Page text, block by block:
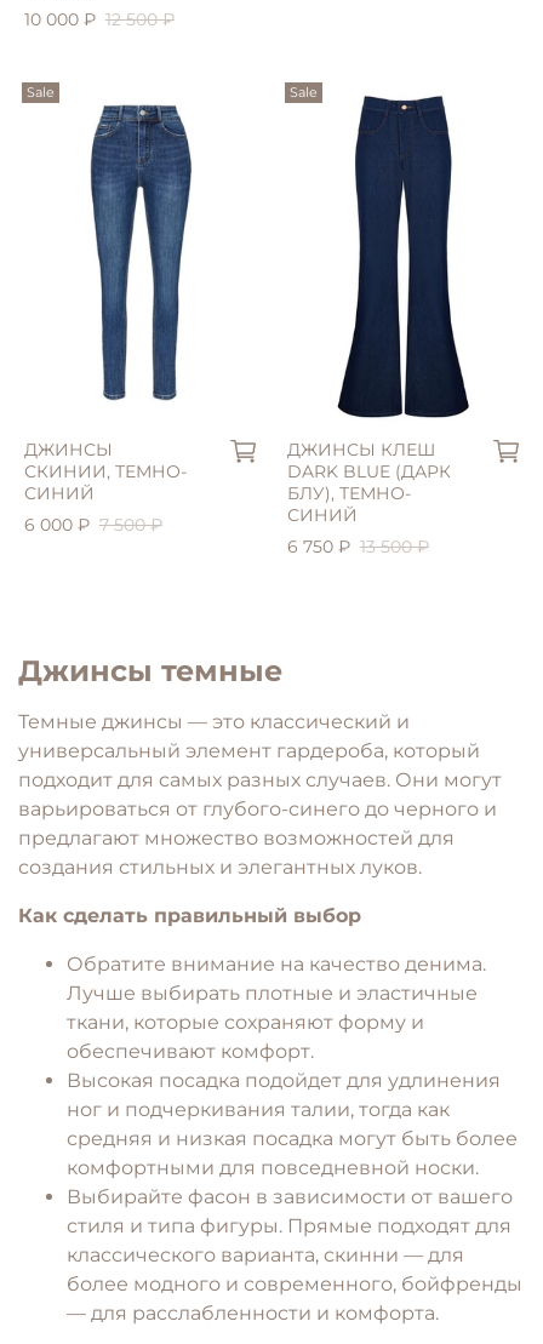
10 000 ₽ 12 500 ₽
Sale
ДЖИНСЫ
СКИНИИ, ТЕМНО-
СИНИЙ
6 000 ₽ 7 500 ₽
Sale
S (42)
ДЖИНСЫ КЛЕШ
DARK BLUE (ДАРК
БЛУ), ТЕМНО-
СИНИЙ
6 750 ₽ 13 500 ₽
Джинсы темные
Темные джинсы — это классический и
универсальный элемент гардероба, который
подходит для самых разных случаев. Они могут
варьироваться от глубого-синего до черного и
предлагают множество возможностей для
создания стильных и элегантных луков.
Как сделать правильный выбор
Обратите внимание на качество денима.
Лучше выбирать плотные и эластичные
ткани, которые сохраняют форму и
обеспечивают комфорт.
Высокая посадка подойдет для удлинения
ног и подчеркивания талии, тогда как
средняя и низкая посадка могут быть более
комфортными для повседневной носки.
Выбирайте фасон в зависимости от вашего
стиля и типа фигуры. Прямые подходят для
классического варианта, скинни — для
более модного и современного, бойфренды
— для расслабленности и комфорта.